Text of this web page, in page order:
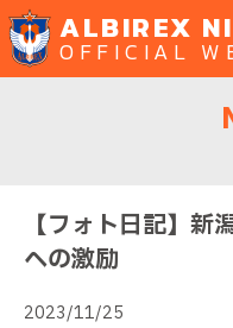
ALBIREX
OFFICIAL
【フォト日記】新
への激励
2023/11/25